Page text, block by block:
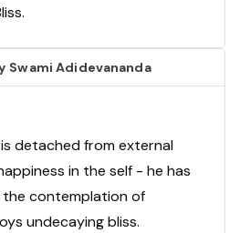
Swami Adidevananda
is detached from external
in the self - he has
the contemplation of
undecaying bliss.